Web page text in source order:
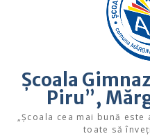
Școala
Piru”,
„Şcoala cea mai bună
toate să